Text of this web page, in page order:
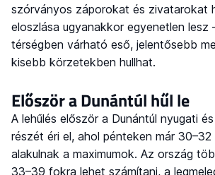
szórványos záporokat és zivatarokat
eloszlása ugyanakkor egyenetlen lesz
térségben várható eső, jelentősebb
kisebb körzetekben hullhat.
Először a Dunántúl hűl le
A lehűlés először a Dunántúl nyugati
részét éri el, ahol pénteken már
alakulnak a maximumok. Az ország
33–39 fokra lehet számítani, a